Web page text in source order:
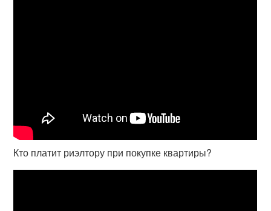
Кто платит риэлтору при покупке квартиры?